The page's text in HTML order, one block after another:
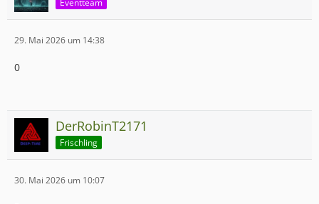
29. Mai 2026 um 14:38
0
DerRobinT2171
Frischling
30. Mai 2026 um 10:07